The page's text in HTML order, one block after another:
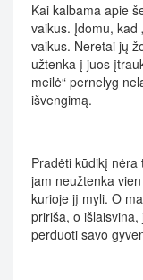
Kai kalbama apie
vaikus. Įdomu, kad
vaikus. Neretai jų
užtenka į juos
meilė“ pernelyg
išvengimą.
Pradėti kūdikį nėra
jam neužtenka
kurioje jį myli. O
pririša, o
perduoti savo